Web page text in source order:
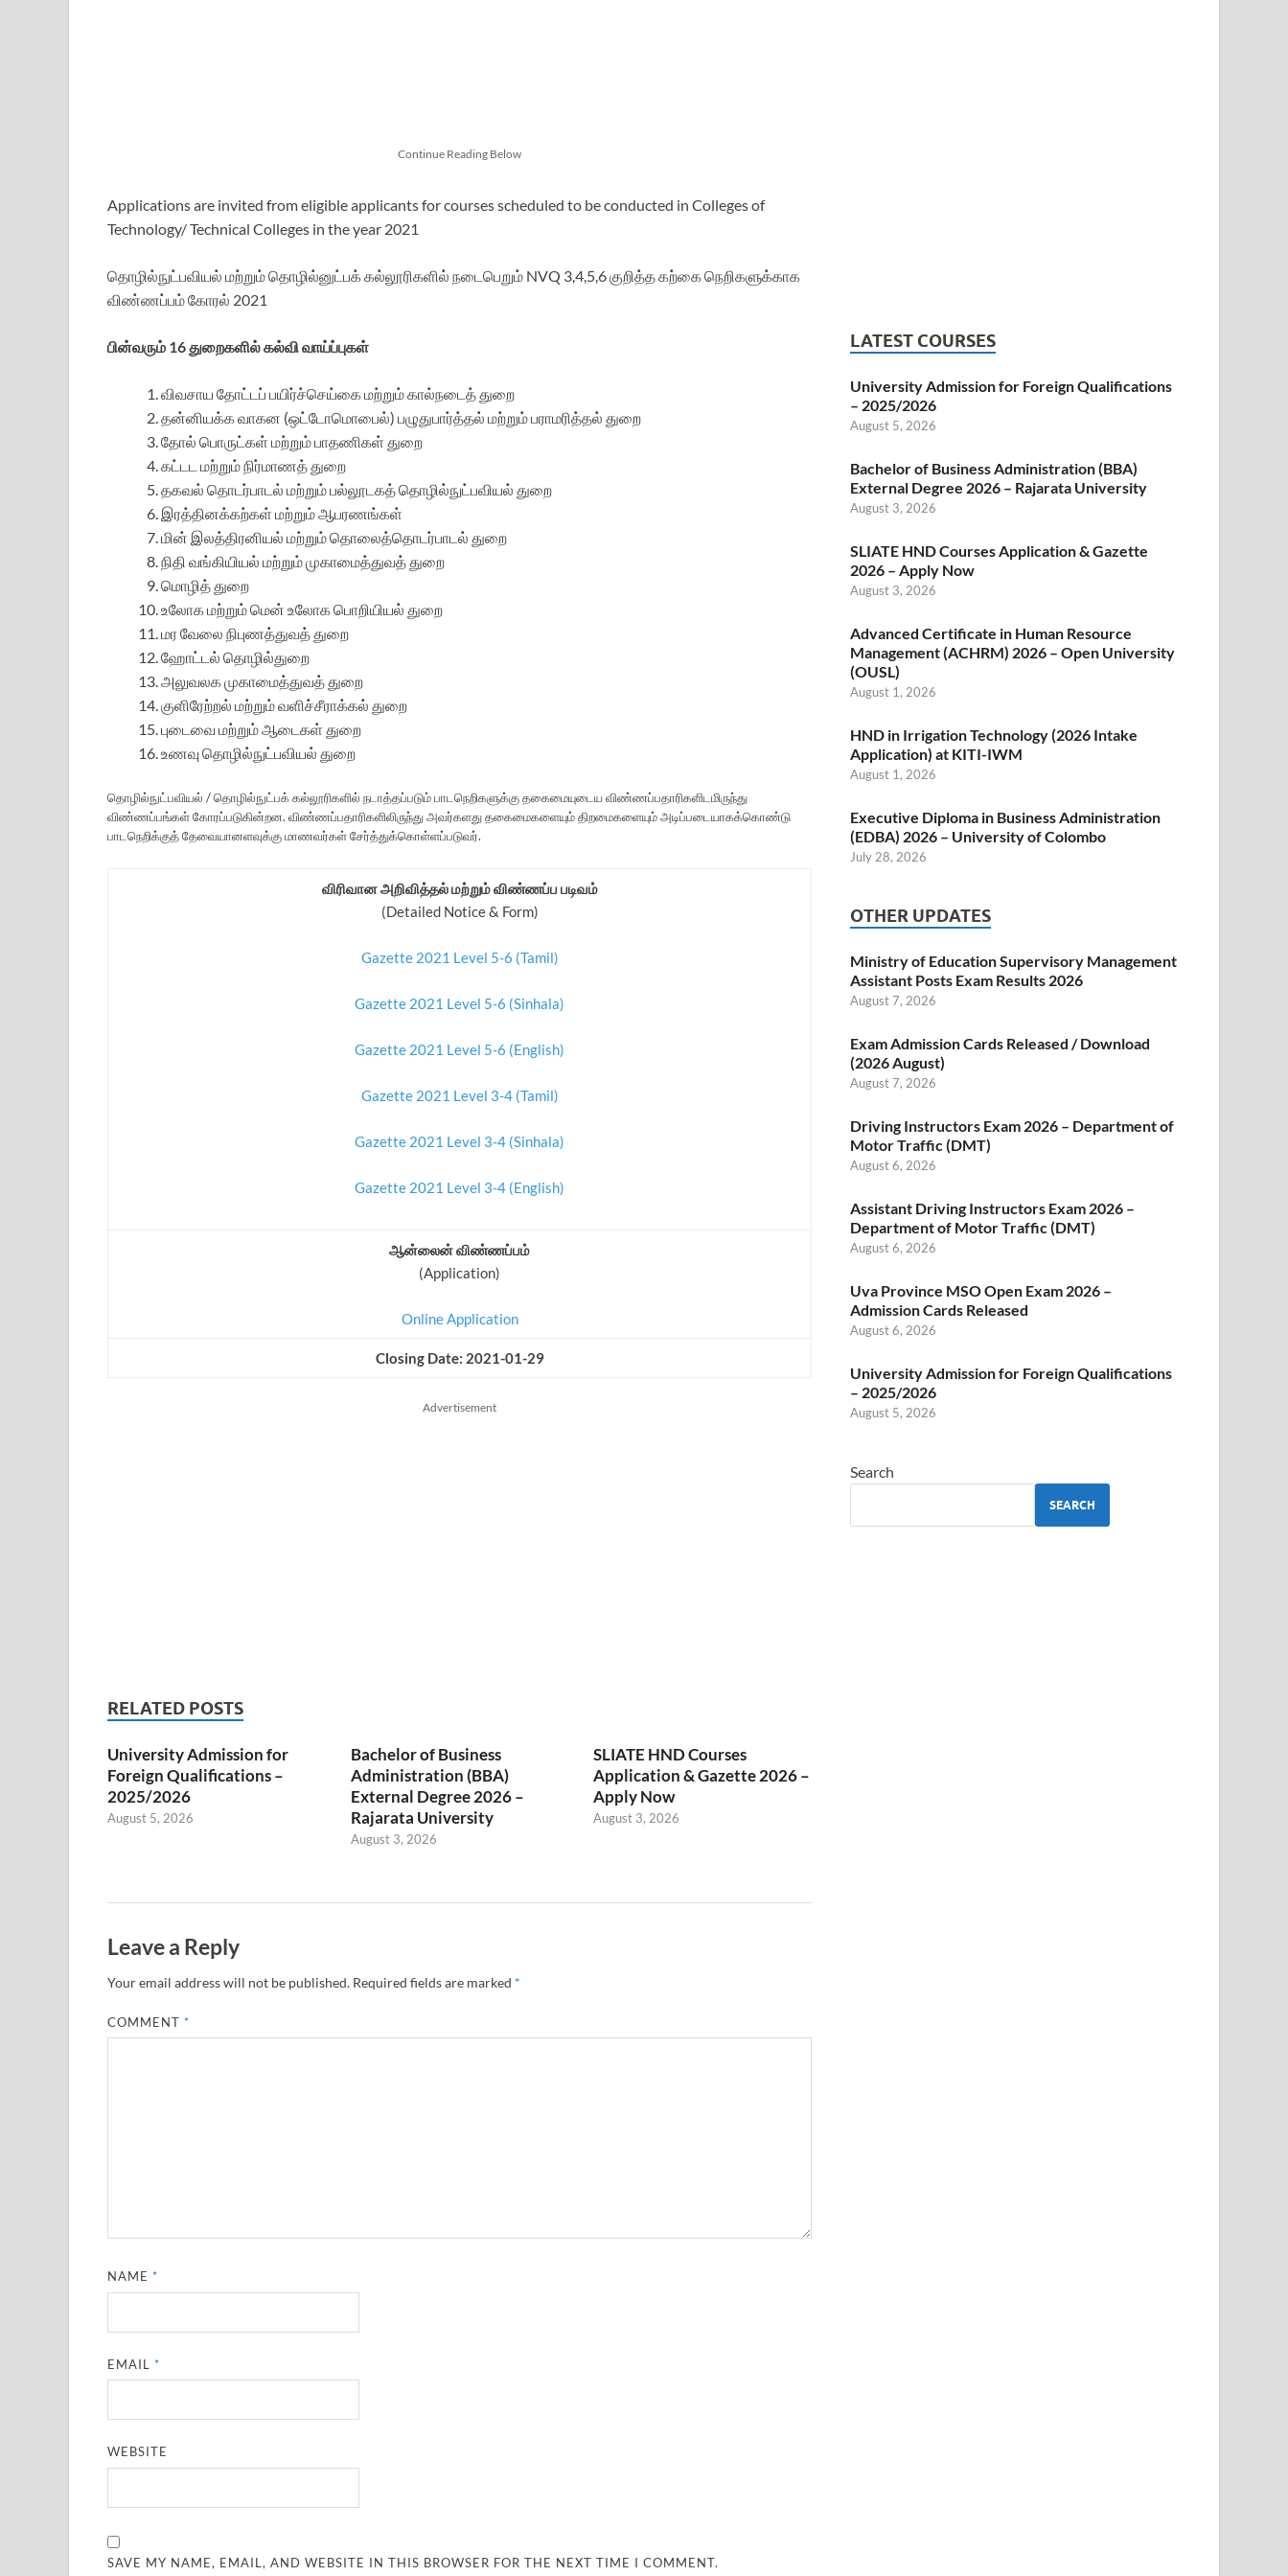
Continue Reading Below
Applications are invited from eligible applicants for courses scheduled to be conducted in Colleges of
Technology/ Technical Colleges in the year 2021
தொழில்நுட்பவியல் மற்றும் தொழில்னுட்பக் கல்லூரிகளில் நடைபெறும் NVQ 3,4,5,6 குறித்த கற்கை நெறிகளுக்காக
விண்ணப்பம் கோரல் 2021
பின்வரும் 16 துறைகளில் கல்வி வாய்ப்புகள்
விவசாய தோட்டப் பயிர்ச்செய்கை மற்றும் கால்நடைத் துறை
தன்னியக்க வாகன (ஒட்டோமொபைல்) பழுதுபார்த்தல் மற்றும் பராமரித்தல் துறை
தோல் பொருட்கள் மற்றும் பாதணிகள் துறை
கட்டட மற்றும் நிர்மாணத் துறை
தகவல் தொடர்பாடல் மற்றும் பல்லூடகத் தொழில்நுட்பவியல் துறை
இரத்தினக்கற்கள் மற்றும் ஆபரணங்கள்
மின் இலத்திரனியல் மற்றும் தொலைத்தொடர்பாடல் துறை
நிதி வங்கியியல் மற்றும் முகாமைத்துவத் துறை
மொழித் துறை
உலோக மற்றும் மென் உலோக பொறியியல் துறை
மர வேலை நிபுணத்துவத் துறை
ஹோட்டல் தொழில்துறை
அலுவலக முகாமைத்துவத் துறை
குளிரேற்றல் மற்றும் வளிச்சீராக்கல் துறை
புடைவை மற்றும் ஆடைகள் துறை
உணவு தொழில்நுட்பவியல் துறை
தொழில்நுட்பவியல் / தொழில்நுட்பக் கல்லூரிகளில் நடாத்தப்படும் பாடநெறிகளுக்கு தகைமையுடைய விண்ணப்பதாரிகளிடமிருந்து
விண்ணப்பங்கள் கோரப்படுகின்றன. விண்ணப்பதாரிகளிலிருந்து அவர்களது தகைமைகளையும் திறமைகளையும் அடிப்படையாகக்கொண்டு
பாடநெறிக்குத் தேவையானளவுக்கு மாணவர்கள் சேர்த்துக்கொள்ளப்படுவர்.
விரிவான அறிவித்தல் மற்றும் விண்ணப்ப படிவம்
(Detailed Notice & Form)
Gazette 2021 Level 5-6 (Tamil)
Gazette 2021 Level 5-6 (Sinhala)
Gazette 2021 Level 5-6 (English)
Gazette 2021 Level 3-4 (Tamil)
Gazette 2021 Level 3-4 (Sinhala)
Gazette 2021 Level 3-4 (English)
ஆன்லைன் விண்ணப்பம்
(Application)
Online Application
Closing Date: 2021-01-29
Advertisement
RELATED POSTS
University Admission for
Foreign Qualifications –
2025/2026
August 5, 2026
Bachelor of Business
Administration (BBA)
External Degree 2026 –
Rajarata University
August 3, 2026
SLIATE HND Courses
Application & Gazette 2026 –
Apply Now
August 3, 2026
Leave a Reply
Your email address will not be published. Required fields are marked *
COMMENT*
NAME*
EMAIL*
WEBSITE
SAVE MY NAME, EMAIL, AND WEBSITE IN THIS BROWSER FOR THE NEXT TIME I COMMENT.
LATEST COURSES
University Admission for Foreign Qualifications
– 2025/2026
August 5, 2026
Bachelor of Business Administration (BBA)
External Degree 2026 – Rajarata University
August 3, 2026
SLIATE HND Courses Application & Gazette
2026 – Apply Now
August 3, 2026
Advanced Certificate in Human Resource
Management (ACHRM) 2026 – Open University
(OUSL)
August 1, 2026
HND in Irrigation Technology (2026 Intake
Application) at KITI-IWM
August 1, 2026
Executive Diploma in Business Administration
(EDBA) 2026 – University of Colombo
July 28, 2026
OTHER UPDATES
Ministry of Education Supervisory Management
Assistant Posts Exam Results 2026
August 7, 2026
Exam Admission Cards Released / Download
(2026 August)
August 7, 2026
Driving Instructors Exam 2026 – Department of
Motor Traffic (DMT)
August 6, 2026
Assistant Driving Instructors Exam 2026 –
Department of Motor Traffic (DMT)
August 6, 2026
Uva Province MSO Open Exam 2026 –
Admission Cards Released
August 6, 2026
University Admission for Foreign Qualifications
– 2025/2026
August 5, 2026
Search
SEARCH